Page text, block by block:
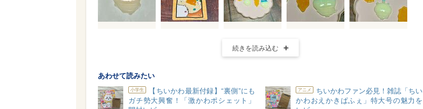
続きを読み込む
あわせて読みたい
小学生
【ちいかわ最新付録】“裏側”にも
ガチ勢大興奮！「激かわポシェット」
アニメ
ちいかわファン必見！雑誌「ちい
かわおえかきぱふぇ」特大号の魅力を